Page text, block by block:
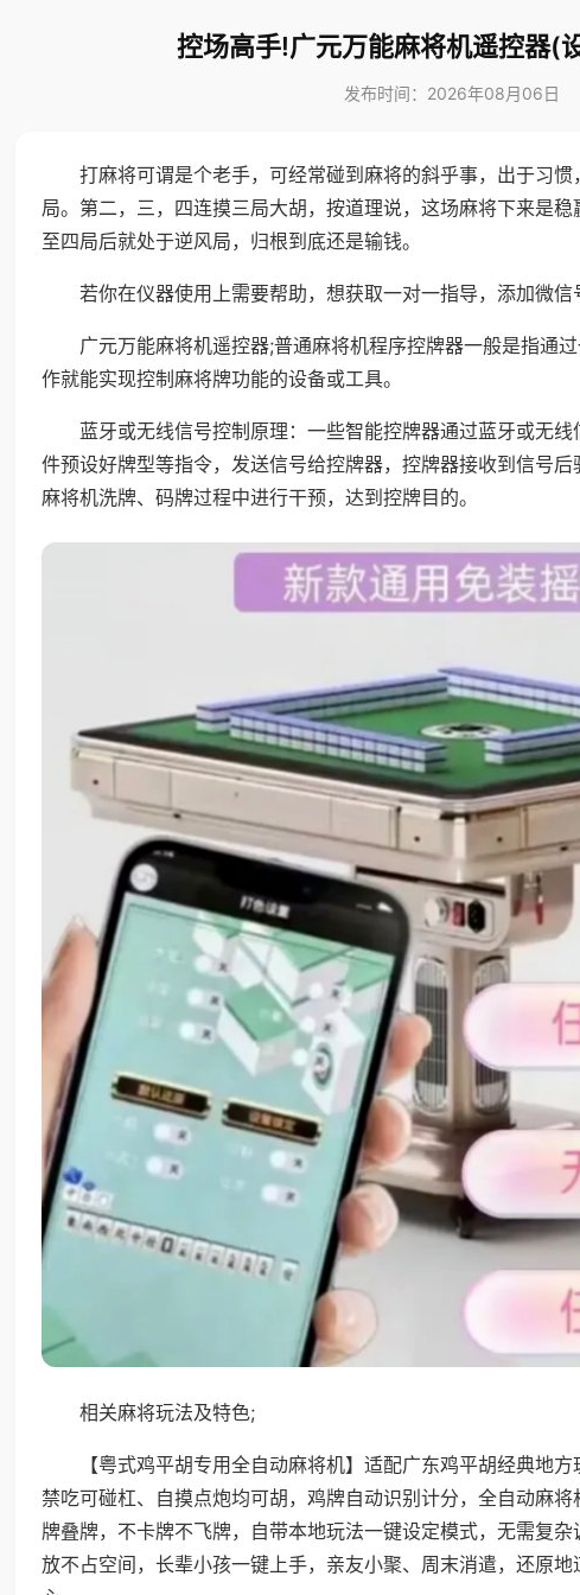
控场高手!广元万能麻将机遥控器(
发布时间：2026年08月06日
打麻将可谓是个老手，可经常碰到麻将的斜乎事，出于习
局。第二，三，四连摸三局大胡，按道理说，这场麻将下来是稳
至四局后就处于逆风局，归根到底还是输钱。
若你在仪器使用上需要帮助，想获取一对一指导，添加微信
广元万能麻将机遥控器;普通麻将机程序控牌器一般是指通
作就能实现控制麻将牌功能的设备或工具。
蓝牙或无线信号控制原理：一些智能控牌器通过蓝牙或无
件预设好牌型等指令，发送信号给控牌器，控牌器接收到信号
麻将机洗牌、码牌过程中进行干预，达到控牌目的。
相关麻将玩法及特色;
【粤式鸡平胡专用全自动麻将机】适配广东鸡平胡经典地
禁吃可碰杠、自摸点炮均可胡，鸡牌自动识别计分，全自动麻
牌叠牌，不卡牌不飞牌，自带本地玩法一键设定模式，无需复
放不占空间，长辈小孩一键上手，亲友小聚、周末消遣，还原